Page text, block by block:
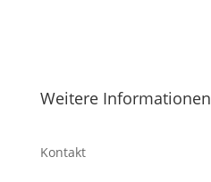
Weitere Informationen
Kontakt